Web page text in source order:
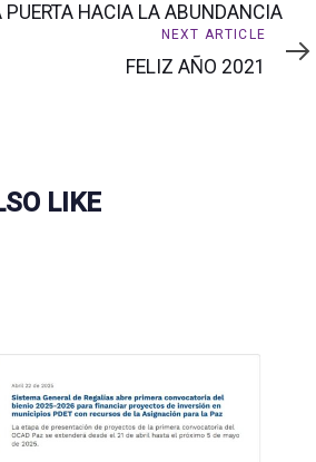
PUERTA HACIA LA ABUNDANCIA
Next
Article
NEXT ARTICLE
FELIZ AÑO 2021
LIKE